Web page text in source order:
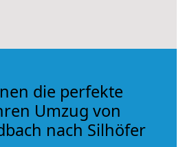
die perfekte
Umzug von
nach Silhöfer